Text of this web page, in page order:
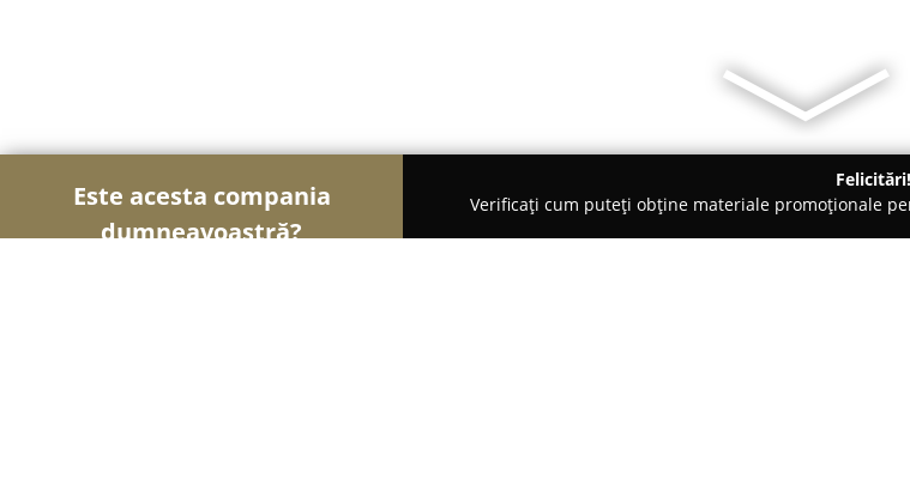
Este acesta compania
dumneavoastră?
Felicitări!
Verificați cum puteți obține materiale promoționale